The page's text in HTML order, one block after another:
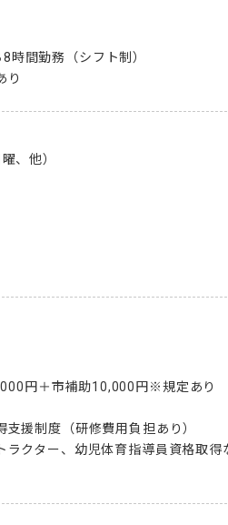
時間勤務（シフト制）
り
、他）
円＋市補助10,000円※規定あり
援制度（研修費用負担あり）
クター、幼児体育指導員資格取得